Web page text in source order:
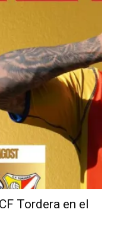
Tordera en el